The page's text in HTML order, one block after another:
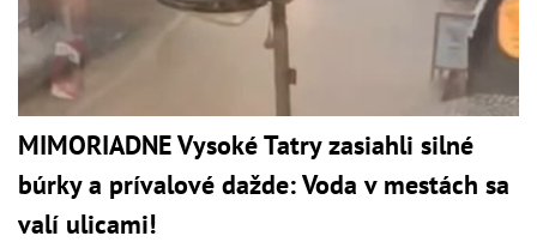
MIMORIADNE Vysoké Tatry zasiahli silné
búrky a prívalové dažde: Voda v mestách sa
valí ulicami!